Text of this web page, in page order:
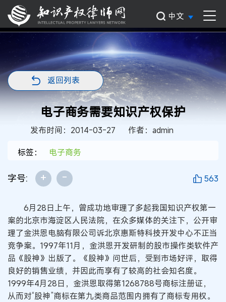
中文
返回列表
电子商务需要知识产权保护
发布时间：2014-03-27
作者：admin
标签：
电子商务
字号: + - 563
6月28日上午，曾成功地审理了多起我国知识产权第一
案的北京市海淀区人民法院，在众多媒体的关注下，公开审
理了金洪恩电脑有限公司诉北京惠斯特科技开发中心不正当
竞争案。1997年11月，金洪恩开发研制的股市操作类软件产
品《股神》出版了。《股神》问世后，受到市场好评，取得
良好的销售业绩，并因此而享有了较高的社会知名度。
1999年4月28日，金洪恩取得第1268788号商标注册证，
从而对“股神”商标在第九类商品范围内拥有了商标专用权。